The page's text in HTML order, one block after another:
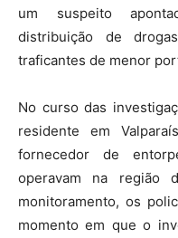
um suspeito
distribuição de
traficantes de menor
No curso das
residente em
fornecedor de
operavam na região
monitoramento, os
momento em que o